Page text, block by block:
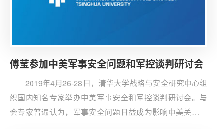
傅莹参加中美军事安全问题和军控谈判研讨会
2019年4月26-28日，清华大学战略与安全研究中心组
织国内知名专家举办中美军事安全和军控谈判研讨会。与
会专家普遍认为，军事安全问题日益成为影响中美关系的